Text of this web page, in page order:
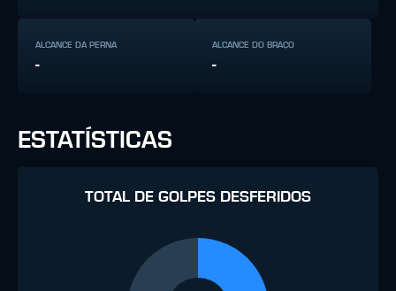
ALCANCE DA PERNA
-
ALCANCE DO BRAÇO
-
ESTATÍSTICAS
TOTAL DE GOLPES DESFERIDOS